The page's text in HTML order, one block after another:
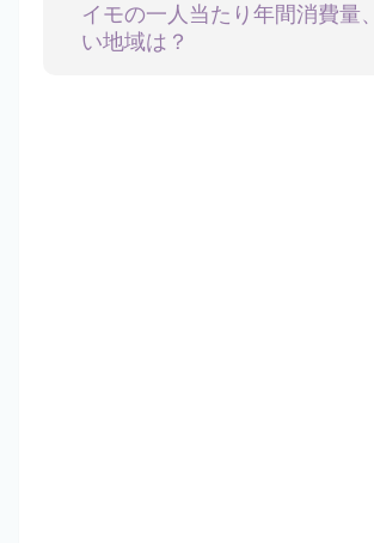
イモの一人当たり年間消費量
い地域は？